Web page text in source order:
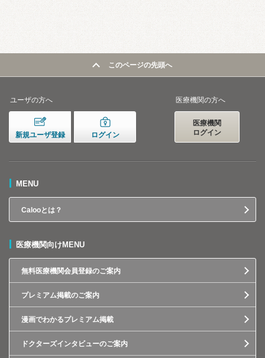
このページの先頭へ
ユーザの方へ
新規ユーザ登録 ログイン
医療機関の方へ
医療機関
ログイン
MENU
Calooとは？
医療機関向けMENU
無料医療機関会員登録のご案内
プレミアム掲載のご案内
漫画でわかるプレミアム掲載
ドクターズインタビューのご案内